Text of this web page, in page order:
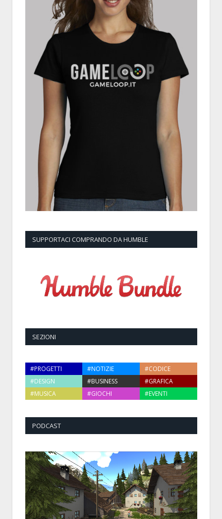
SUPPORTACI COMPRANDO DA HUMBLE
SEZIONI
#PROGETTI #NOTIZIE
#CODICE
#DESIGN
#BUSINESS
#GRAFICA
#MUSICA
#GIOCHI #EVENTI
PODCAST